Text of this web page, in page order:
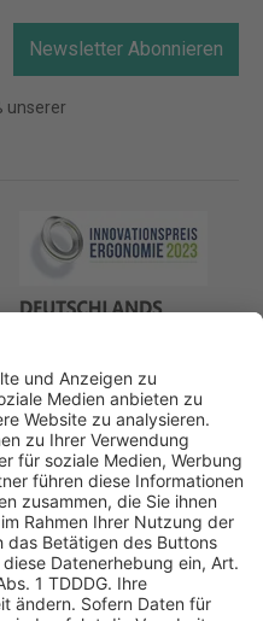
Newsletter Abonnieren
unserer